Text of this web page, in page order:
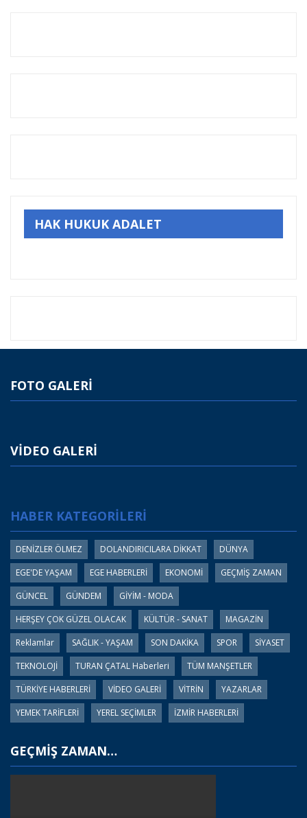
HAK HUKUK ADALET
FOTO GALERİ
VİDEO GALERİ
HABER KATEGORİLERİ
DENİZLER ÖLMEZ DOLANDIRICILARA DİKKAT
DÜNYA
EGE'DE YAŞAM
EGE HABERLERİ EKONOMİ
GEÇMİŞ ZAMAN
GÜNCEL
GÜNDEM
GİYİM - MODA
HERŞEY ÇOK GÜZEL OLACAK
KÜLTÜR - SANAT
MAGAZİN
Reklamlar
SAĞLIK - YAŞAM SON DAKİKA SPOR
SİYASET
TEKNOLOJİ
TURAN ÇATAL Haberleri
TÜM MANŞETLER
TÜRKİYE HABERLERİ
VİDEO GALERİ VİTRİN
YAZARLAR
YEMEK TARİFLERİ
YEREL SEÇİMLER İZMİR HABERLERİ
GEÇMİŞ ZAMAN…